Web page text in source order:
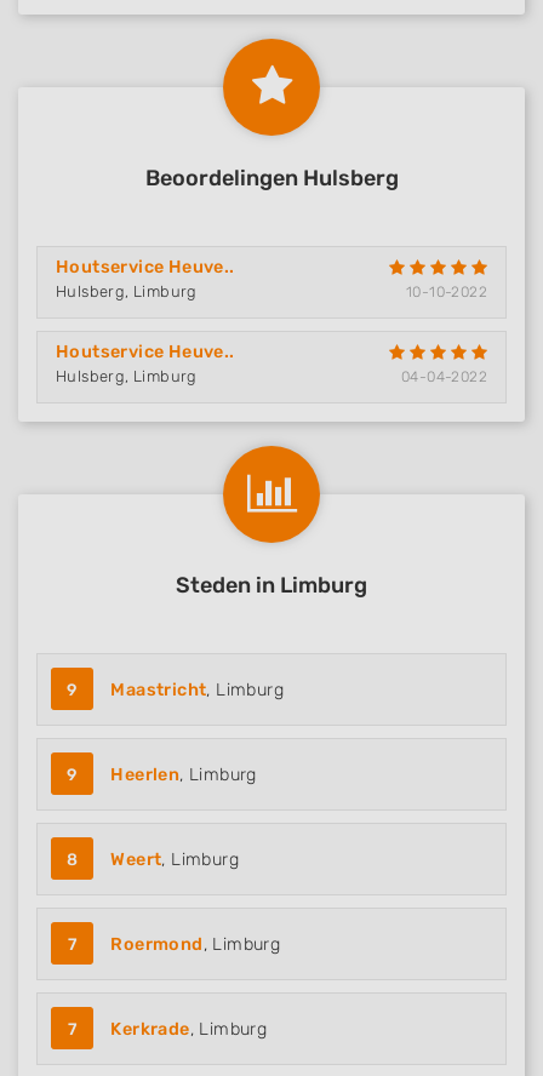
Beoordelingen Hulsberg
Houtservice Heuve..
Hulsberg, Limburg 10-10-2022
Houtservice Heuve..
Hulsberg, Limburg 04-04-2022
Steden in Limburg
9 Maastricht, Limburg
9 Heerlen, Limburg
8 Weert, Limburg
7 Roermond, Limburg
7 Kerkrade, Limburg